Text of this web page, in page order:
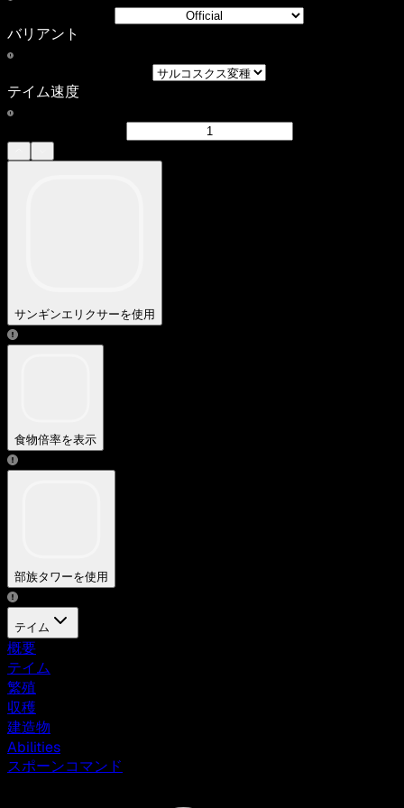
バリアント
テイム速度
サンギンエリクサーを使用
食物倍率を表示
部族タワーを使用
テイム
概要
テイム
繁殖
収穫
建造物
Abilities
スポーンコマンド